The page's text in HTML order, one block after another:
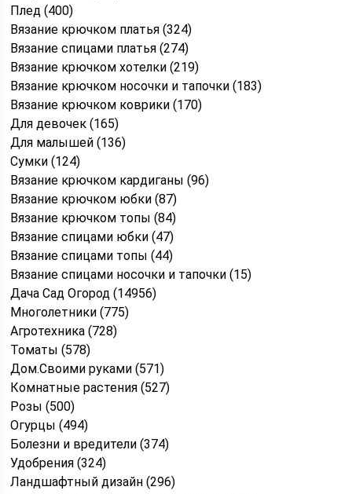
Плед (400)
Вязание крючком платья (324)
Вязание спицами платья (274)
Вязание крючком хотелки (219)
Вязание крючком носочки и тапочки (183)
Вязание крючком коврики (170)
Для девочек (165)
Для малышей (136)
Сумки (124)
Вязание крючком кардиганы (96)
Вязание крючком юбки (87)
Вязание крючком топы (84)
Вязание спицами юбки (47)
Вязание спицами топы (44)
Вязание спицами носочки и тапочки (15)
Дача Сад Огород (14956)
Многолетники (775)
Агротехника (728)
Томаты (578)
Дом.Своими руками (571)
Комнатные растения (527)
Розы (500)
Огурцы (494)
Болезни и вредители (374)
Удобрения (324)
Ландшафтный дизайн (296)